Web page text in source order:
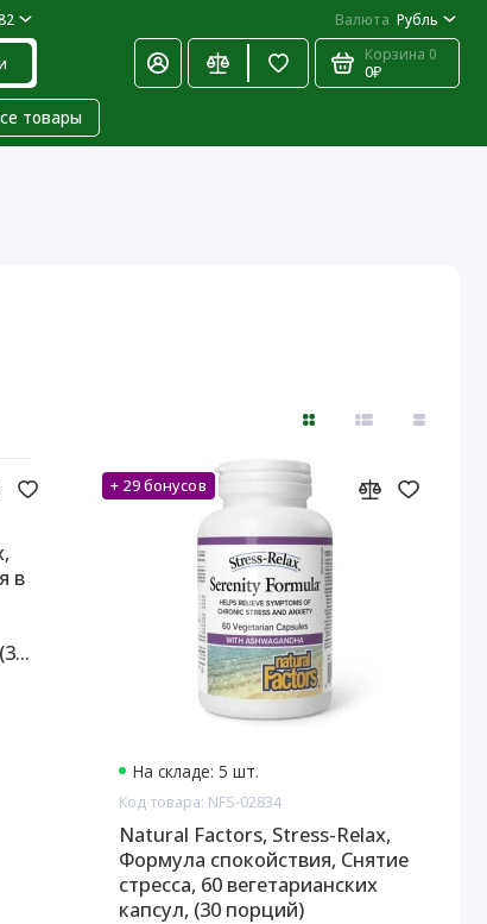
Валюта Рубль
Корзина 0
0₽
товары
в
+ 29 бонусов
На складе: 5 шт.
Код товара: NFS-02834
Natural Factors, Stress-Relax,
Формула спокойствия, Снятие
стресса, 60 вегетарианских
капсул, (30 порций)